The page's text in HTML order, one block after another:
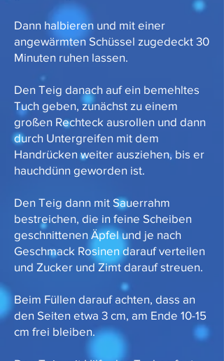
Dann halbieren und mit einer
angewärmten Schüssel zugedeckt 30
Minuten ruhen lassen.
Den Teig danach auf ein bemehltes
Tuch geben, zunächst zu einem
großen Rechteck ausrollen und dann
durch Untergreifen mit dem
Handrücken weiter ausziehen, bis er
hauchdünn geworden ist.
Den Teig dann mit Sauerrahm
bestreichen, die in feine Scheiben
geschnittenen Äpfel und je nach
Geschmack Rosinen darauf verteilen
und Zucker und Zimt darauf streuen.
Beim Füllen darauf achten, dass an
den Seiten etwa 3 cm, am Ende 10-15
cm frei bleiben.